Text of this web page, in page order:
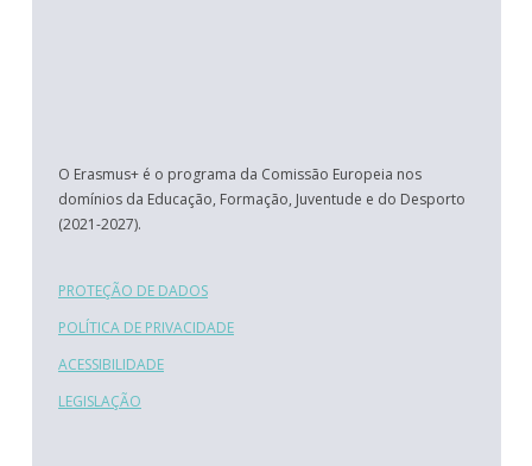
O Erasmus+ é o programa da Comissão Europeia nos
domínios da Educação, Formação, Juventude e do Desporto
(2021-2027).
PROTEÇÃO DE DADOS
POLÍTICA DE PRIVACIDADE
ACESSIBILIDADE
LEGISLAÇÃO